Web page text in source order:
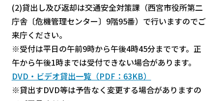
(2)貸出し及び返却は交通安全対策課（西宮市役所第二
庁舎〔危機管理センター〕9階95番）で行いますのでご
来庁ください。
※受付は平日の午前9時から午後4時45分までです。正
午から午後1時までは受付できない場合があります。
DVD・ビデオ貸出一覧（PDF：63KB）
※貸出すDVD等は予告なく変更する場合がありますの